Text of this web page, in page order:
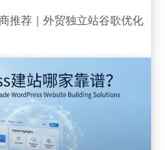
推荐｜外贸独立站谷歌优化